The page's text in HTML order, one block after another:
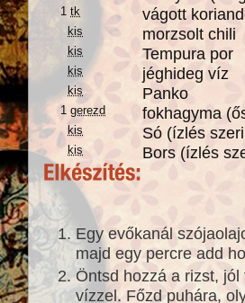
1tk vágott
kis morzsolt chili
kis Tempura por
kis jéghideg víz
kis Panko
1gerezd fokhagyma
kis Só (ízlés
kis Bors (ízlés
Egy evőkanál
majd egy percre add
Öntsd hozzá a rizst,
vízzel. Főzd puhára,